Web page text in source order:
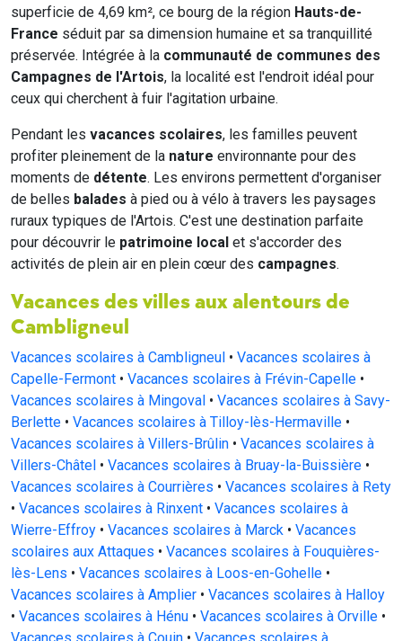
superficie de 4,69 km², ce bourg de la région Hauts-de-
France séduit par sa dimension humaine et sa tranquillité
préservée. Intégrée à la communauté de communes des
Campagnes de l'Artois, la localité est l'endroit idéal pour
ceux qui cherchent à fuir l'agitation urbaine.
Pendant les vacances scolaires, les familles peuvent
profiter pleinement de la nature environnante pour des
moments de détente. Les environs permettent d'organiser
de belles balades à pied ou à vélo à travers les paysages
ruraux typiques de l'Artois. C'est une destination parfaite
pour découvrir le patrimoine local et s'accorder des
activités de plein air en plein cœur des campagnes.
Vacances des villes aux alentours de
Cambligneul
Vacances scolaires à Cambligneul • Vacances scolaires à
Capelle-Fermont • Vacances scolaires à Frévin-Capelle •
Vacances scolaires à Mingoval • Vacances scolaires à Savy-
Berlette • Vacances scolaires à Tilloy-lès-Hermaville •
Vacances scolaires à Villers-Brûlin • Vacances scolaires à
Villers-Châtel • Vacances scolaires à Bruay-la-Buissière •
Vacances scolaires à Courrières • Vacances scolaires à Rety
• Vacances scolaires à Rinxent • Vacances scolaires à
Wierre-Effroy • Vacances scolaires à Marck • Vacances
scolaires aux Attaques • Vacances scolaires à Fouquières-
lès-Lens • Vacances scolaires à Loos-en-Gohelle •
Vacances scolaires à Amplier • Vacances scolaires à Halloy
• Vacances scolaires à Hénu • Vacances scolaires à Orville •